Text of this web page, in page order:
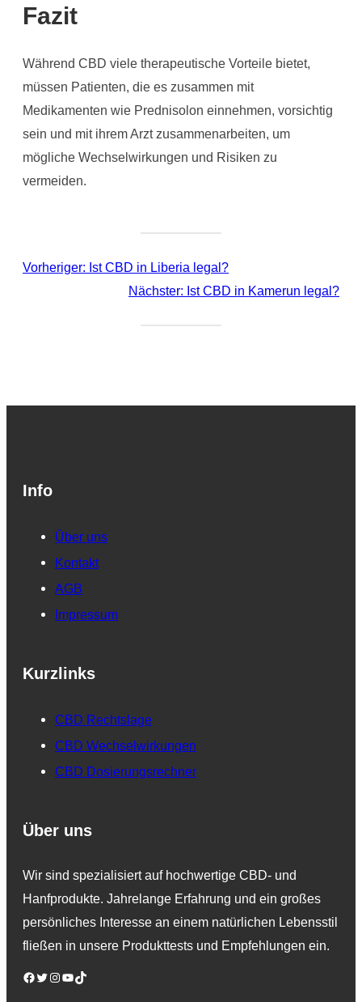
Fazit
Während CBD viele therapeutische Vorteile bietet,
müssen Patienten, die es zusammen mit
Medikamenten wie Prednisolon einnehmen, vorsichtig
sein und mit ihrem Arzt zusammenarbeiten, um
mögliche Wechselwirkungen und Risiken zu
vermeiden.
Vorheriger: Ist CBD in Liberia legal?
Nächster: Ist CBD in Kamerun legal?
Info
Über uns
Kontakt
AGB
Impressum
Kurzlinks
CBD Rechtslage
CBD Wechselwirkungen
CBD Dosierungsrechner
Über uns
Wir sind spezialisiert auf hochwertige CBD- und
Hanfprodukte. Jahrelange Erfahrung und ein großes
persönliches Interesse an einem natürlichen Lebensstil
fließen in unsere Produkttests und Empfehlungen ein.
Facebook Twitter Instagram YouTube TikTok